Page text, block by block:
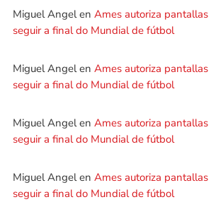
Miguel Angelen Ames autoriza pantallas
seguir a final do Mundial de fútbol
Miguel Angelen Ames autoriza pantallas
seguir a final do Mundial de fútbol
Miguel Angelen Ames autoriza pantallas
seguir a final do Mundial de fútbol
Miguel Angelen Ames autoriza pantallas
seguir a final do Mundial de fútbol